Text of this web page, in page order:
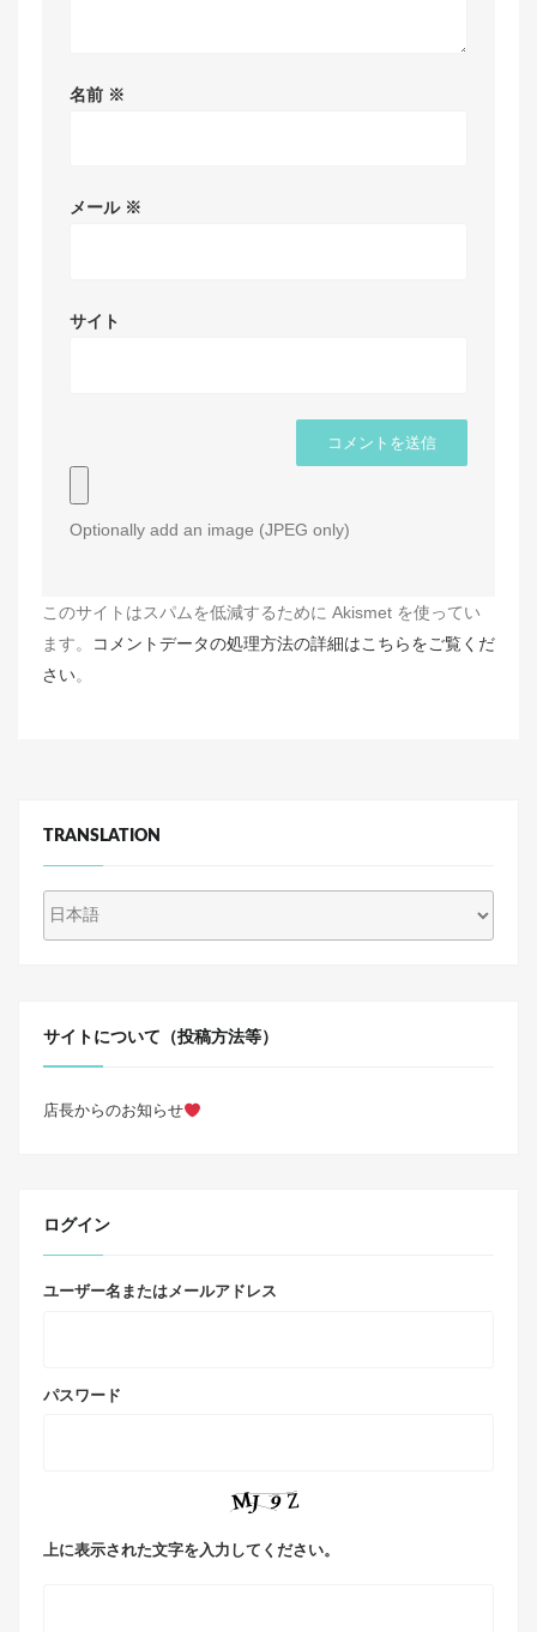
名前 ※
メール ※
サイト
Optionally add an image (JPEG only)
このサイトはスパムを低減するために Akismet を使ってい
ます。
コメントデータの処理方法の詳細はこちらをご覧くだ
さい。
TRANSLATION
サイトについて（投稿方法等）
店長からのお知らせ
ログイン
ユーザー名またはメールアドレス
パスワード
上に表示された文字を入力してください。